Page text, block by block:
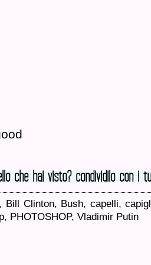
che hai visto? condividilo con i
Bill Clinton, Bush, capelli,
, PHOTOSHOP, Vladimir Putin